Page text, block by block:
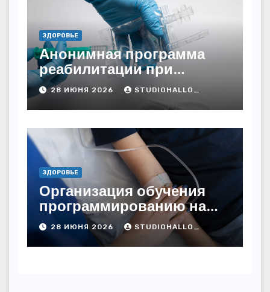
ЗДОРОВЬЕ
Анонимная программа
реабилитации при
алкогольной зависимости
с персональным
подходом и
лицензированными
врачами
28 ИЮНЯ 2026 STUDIOHALLO_
ЗДОРОВЬЕ
Организация обучения
программированию на
дому
28 ИЮНЯ 2026 STUDIOHALLO_